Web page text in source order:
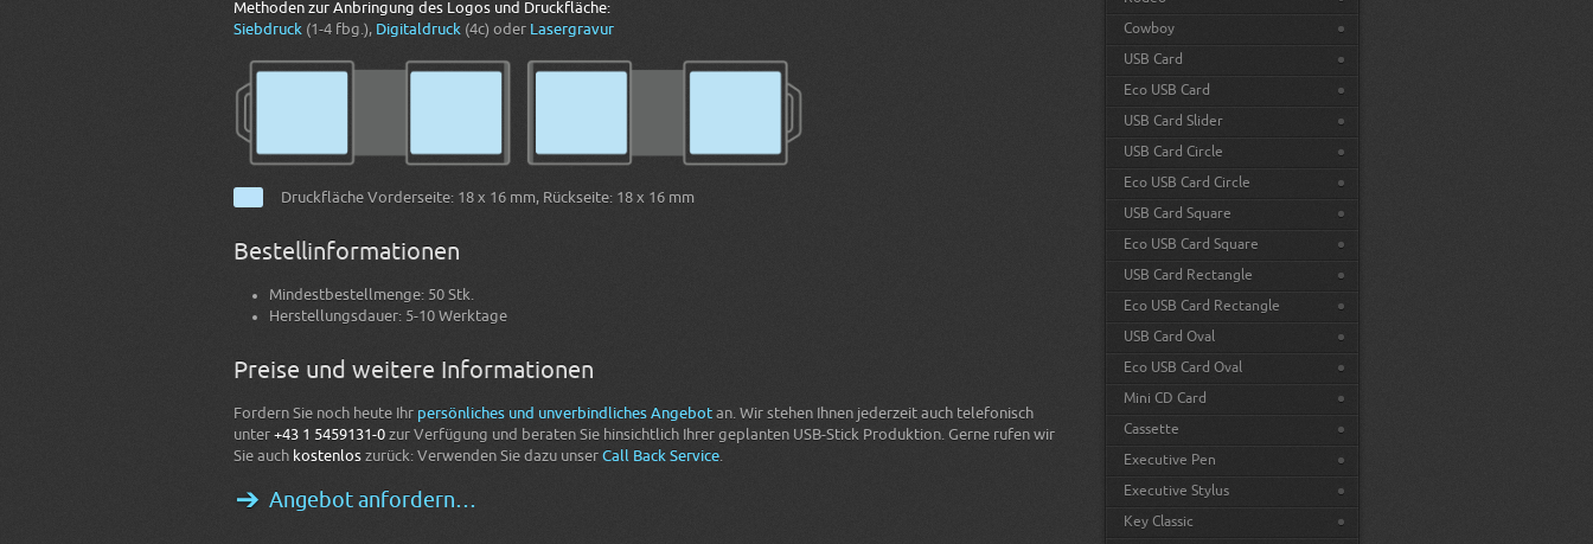
Methoden zur Anbringung des Logos und Druckfläche:
Siebdruck (1-4 fbg.), Digitaldruck (4c) oder Lasergravur
Druckfläche Vorderseite: 18 x 16 mm, Rückseite: 18 x 16 mm
Bestellinformationen
Mindestbestellmenge: 50 Stk.
Herstellungsdauer: 5-10 Werktage
Preise und weitere Informationen
Fordern Sie noch heute Ihr persönliches und unverbindliches Angebot an. Wir stehen Ihnen jederzeit auch telefonisch
unter +43 1 5459131-0 zur Verfügung und beraten Sie hinsichtlich Ihrer geplanten USB-Stick Produktion. Gerne rufen wir
Sie auch kostenlos zurück: Verwenden Sie dazu unser Call Back Service
Angebot anfordern…
Cowboy
USB Card
Eco USB Card
USB Card Slider
USB Card Circle
Eco USB Card Circle
USB Card Square
Eco USB Card Square
USB Card Rectangle
Eco USB Card Rectangle
USB Card Oval
Eco USB Card Oval
Mini CD Card
Cassette
Executive Pen
Executive Stylus
Key Classic